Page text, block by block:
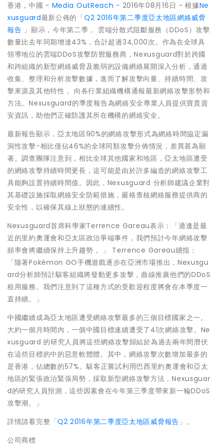
香港，中國 - Media OutReach - 2016年08月16日 - 根據Ne
xusguard最新公佈的「Q2 2016年第二季度亞太地區網絡威脅
報告 」顯示，今年第二季， 雲端分散式阻斷服務（DDoS）攻擊
數量比去年同期增達43%，合計超過34,000次。作為在全球具
領導地位的雲端DDoS攻擊防禦服務商，Nexusguard對於跨國
和跨組織的新型網絡威脅及脆弱的設備網絡展開深入分析，通過
收集、整理和分析攻擊數據，進而了解攻擊向量、持續時間、攻
擊來源及其他特性， 向各行業組織機構通報最新網絡攻擊形勢和
方法。Nexusguard的季度報告為網絡安全專業人員提供寶貴資
安資訊，助他們正確防護其所在機構的網絡安全。
最新報告顯示，亞太地區90%的網絡攻擊形式為網絡時間協定漏
洞性攻擊-相比僅佔46%的全球同類攻擊分佈情況，差異甚為顯
著。調查團隊注意到，相比全球其他國家和地區，亞太地區遭受
的網絡攻擊持續時間更長，這可能是由於許多編造的網絡攻擊工
具能夠設置持續時間值。因此，Nexusguard 分析師建議企業對
其基礎設施採取網絡安全防範措施，嚴格查核網絡服務提供商的
安全性，以確保其線上狀態的連續性。
Nexusguard首席科學家Terrence Gareau表示：「適逢是最
近的里約奧運會和亞太區政治爭端事件，我們預計今年網絡攻擊
頻率會將繼續保持上升趨勢 。」 Terrence Gareau續指：
「隨著Pokémon GO手機遊戲逐步在亞洲市場推出，Nexusgu
ard分析師預計駭客組織將發動更多攻擊，曲線推廣他們的DDoS
租用服務。我們注意到了這種方式的受歡迎程度將會在本季度一
直持續。」
中國繼續成為亞太地區遭受網絡攻擊最多的三個目標國家之一。
大約一個月時間內，一個中國目標連續遭受了41次網絡攻擊。Ne
xusguard 的研究人員將這些網絡攻擊歸結於為過去兩年間潛伏
在這些目標的中的惡意軟體體。其中，網絡攻擊次數增加最多的
是香港，佔總數的57%。駭客正嘗試利用巴西里約奧運會和亞太
地區的緊張政治緊張局勢，採取新型網絡攻擊方法，Nexusguar
d的研究人員預測，這些因素會在今年第三季度帶來新一輪DDoS
攻擊潮。」
詳情請看完整「Q2 2016年第二季度亞太地區威脅報告」。
公司商標